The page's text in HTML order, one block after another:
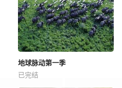
地球脉动第一季
已完结